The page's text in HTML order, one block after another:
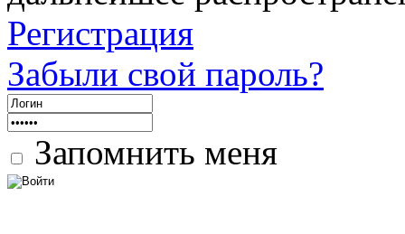
Регистрация
Забыли свой пароль?
Запомнить меня